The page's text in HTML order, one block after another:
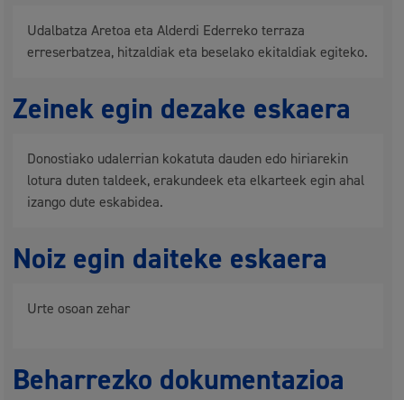
Udalbatza Aretoa eta Alderdi Ederreko terraza
erreserbatzea, hitzaldiak eta beselako ekitaldiak egiteko.
Zeinek egin dezake eskaera
Donostiako udalerrian kokatuta dauden edo hiriarekin
lotura duten taldeek, erakundeek eta elkarteek egin ahal
izango dute eskabidea.
Noiz egin daiteke eskaera
Urte osoan zehar
Beharrezko dokumentazioa